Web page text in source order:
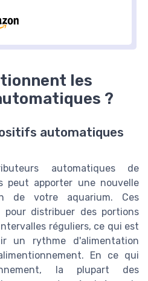
les
?
automatiques
automatiques de
peut apporter une nouvelle
de votre aquarium. Ces
pour distribuer des portions
réguliers, ce qui est
un rythme d'alimentation
En ce qui
la plupart des